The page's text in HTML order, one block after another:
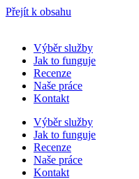
Přejít k obsahu
Výběr služby
Jak to funguje
Recenze
Naše práce
Kontakt
Výběr služby
Jak to funguje
Recenze
Naše práce
Kontakt